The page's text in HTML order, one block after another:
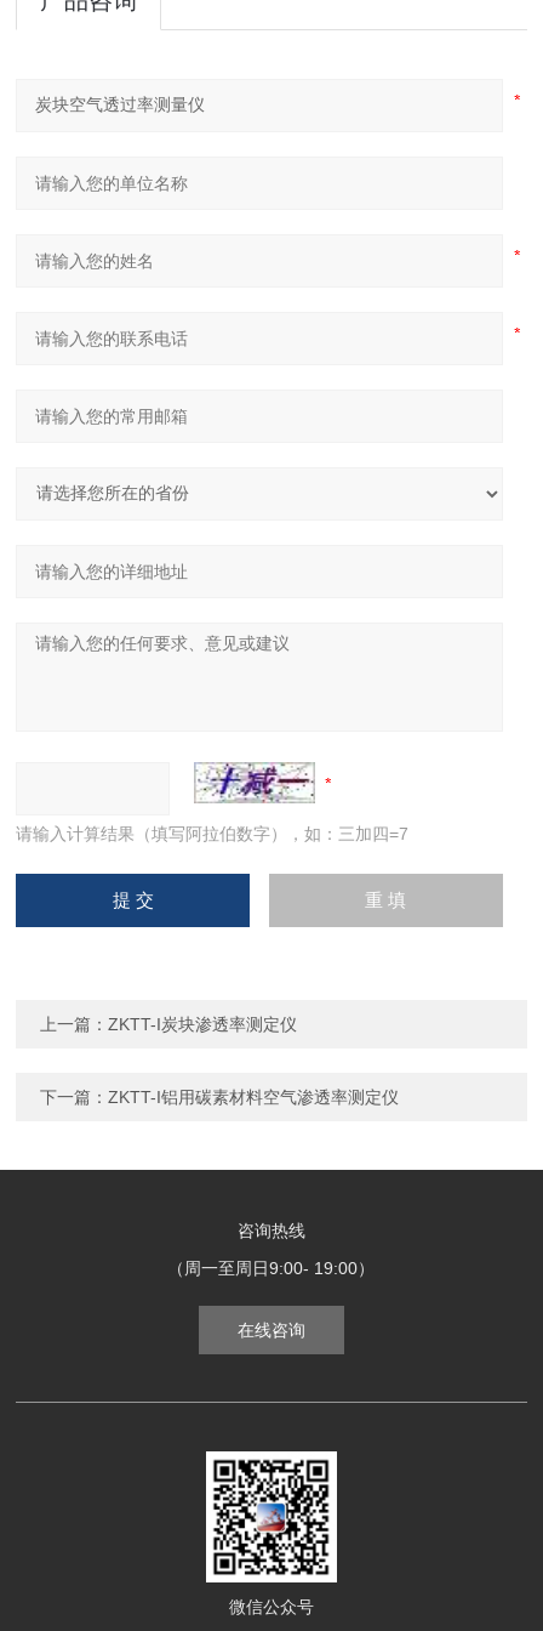
请输入计算结果（填写阿拉伯数字），如：三加四=7
上一篇：ZKTT-I炭块渗透率测定仪
下一篇：ZKTT-I铝用碳素材料空气渗透率测定仪
咨询热线
（周一至周日9:00- 19:00）
在线咨询
微信公众号